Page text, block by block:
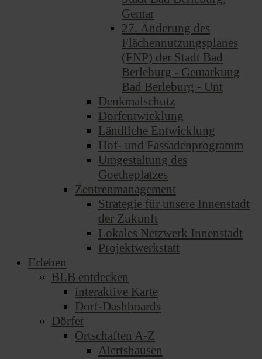
Gemar
27. Änderung des
Flächennutzungsplanes
(FNP) der Stadt Bad
Berleburg - Gemarkung
Bad Berleburg - Unt
Denkmalschutz
Dorfentwicklung
Ländliche Entwicklung
Hof- und Fassadenprogramm
Umgestaltung des
Goetheplatzes
Zentrenmanagement
Strategie für unsere Innenstadt
der Zukunft
Lokales Netzwerk Innenstadt
Projektwerkstatt
Erleben
BLB entdecken
interaktive Karte
Dorf-Dashboards
Dörfer
Ortschaften A-Z
Alertshausen